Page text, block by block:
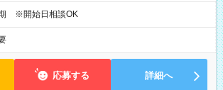
※開始日相談OK
応募する 詳細へ